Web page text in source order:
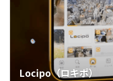
Locipo（ロキポ）